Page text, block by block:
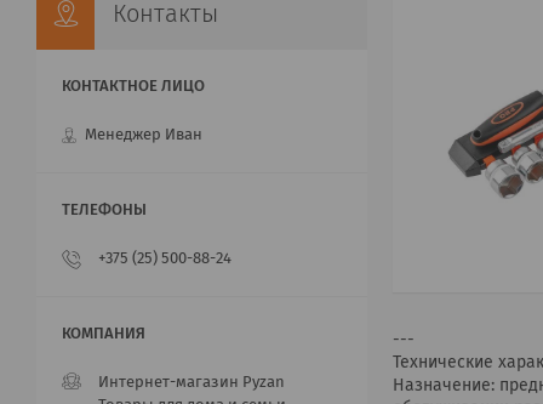
---
Технические
Назначение:
Контакты
Менеджер Иван
+375 (25) 500-88-24
Интернет-магазин Pyzan